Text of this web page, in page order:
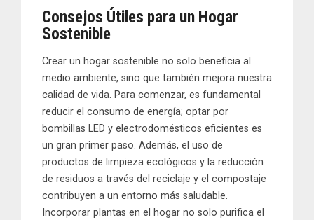
Consejos Útiles para un Hogar
Sostenible
Crear un hogar sostenible no solo beneficia al
medio ambiente, sino que también mejora nuestra
calidad de vida. Para comenzar, es fundamental
reducir el consumo de energía; optar por
bombillas LED y electrodomésticos eficientes es
un gran primer paso. Además, el uso de
productos de limpieza ecológicos y la reducción
de residuos a través del reciclaje y el compostaje
contribuyen a un entorno más saludable.
Incorporar plantas en el hogar no solo purifica el